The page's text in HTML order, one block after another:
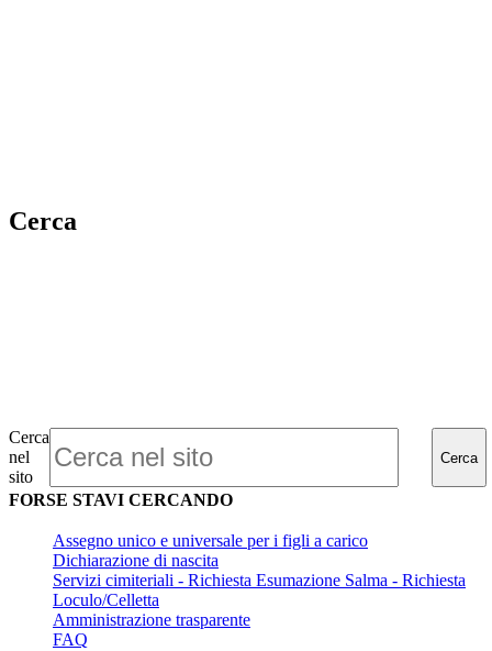
Cerca
Cerca
nel
sito
Cerca
FORSE STAVI CERCANDO
Assegno unico e universale per i figli a carico
Dichiarazione di nascita
Servizi cimiteriali - Richiesta Esumazione Salma - Richiesta
Loculo/Celletta
Amministrazione trasparente
FAQ